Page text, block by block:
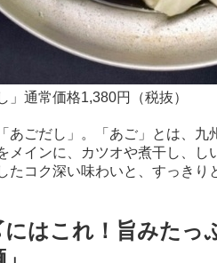
」通常価格1,380円（税抜）
あごだし」。「あご」とは、九
メインに、カツオや煮干し、
たコク深い味わいと、すっきり
にはこれ！旨みたっ